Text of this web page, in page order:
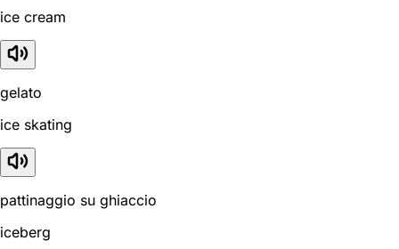
ice cream
gelato
ice skating
pattinaggio su ghiaccio
iceberg